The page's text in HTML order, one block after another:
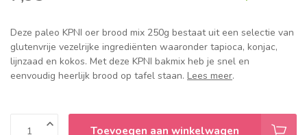
Deze paleo KPNI oer brood mix 250g bestaat uit een selectie van
glutenvrije vezelrijke ingrediënten waaronder tapioca, konjac,
lijnzaad en kokos. Met deze KPNI bakmix heb je snel en
eenvoudig heerlijk brood op tafel staan. Lees meer.
Toevoegen aan winkelwagen